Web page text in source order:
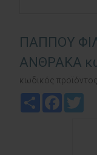
ΠΑΠΠΟΥ
ΑΝΘΡΑΚΑ
κωδικός προϊόντος:
Share
Facebook